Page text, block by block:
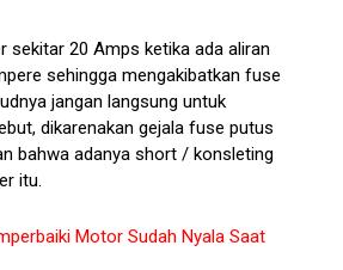
sekitar 20 Amps ketika ada aliran
sehingga mengakibatkan fuse
jangan langsung untuk
dikarenakan gejala fuse putus
bahwa adanya short / konsleting
itu.
Motor Sudah Nyala Saat